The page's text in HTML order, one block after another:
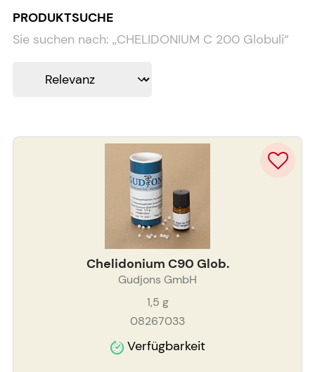
PRODUKTSUCHE
Sie suchen nach: „CHELIDONIUM C 200 Globuli“
Chelidonium C90 Glob.
Gudjons GmbH
1,5 g
08267033
Verfügbarkeit